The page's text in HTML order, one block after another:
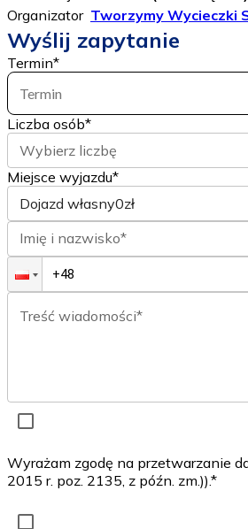
Organizator Tworzymy Wycieczki
Wyślij zapytanie
Termin*
Termin
Liczba osób*
Wybierz liczbę
Miejsce wyjazdu*
Dojazd własny0zł
Imię i nazwisko*
Treść wiadomości*
Wyrażam zgodę na przetwarzanie
2015 r. poz. 2135, z późn. zm.)).*